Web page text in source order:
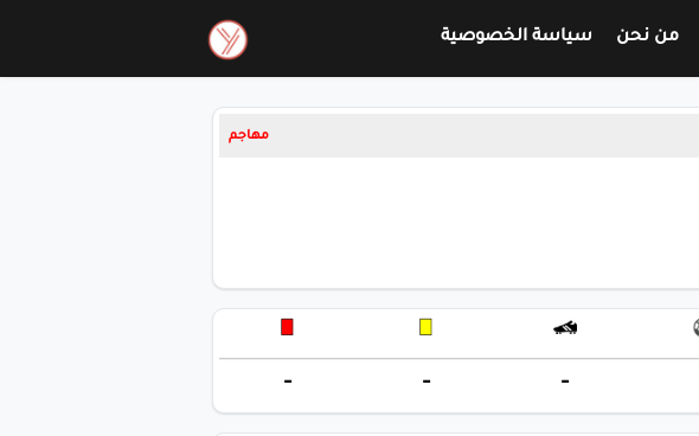
من نحن سياسة الخصوصية
مهاجم
-
-
-